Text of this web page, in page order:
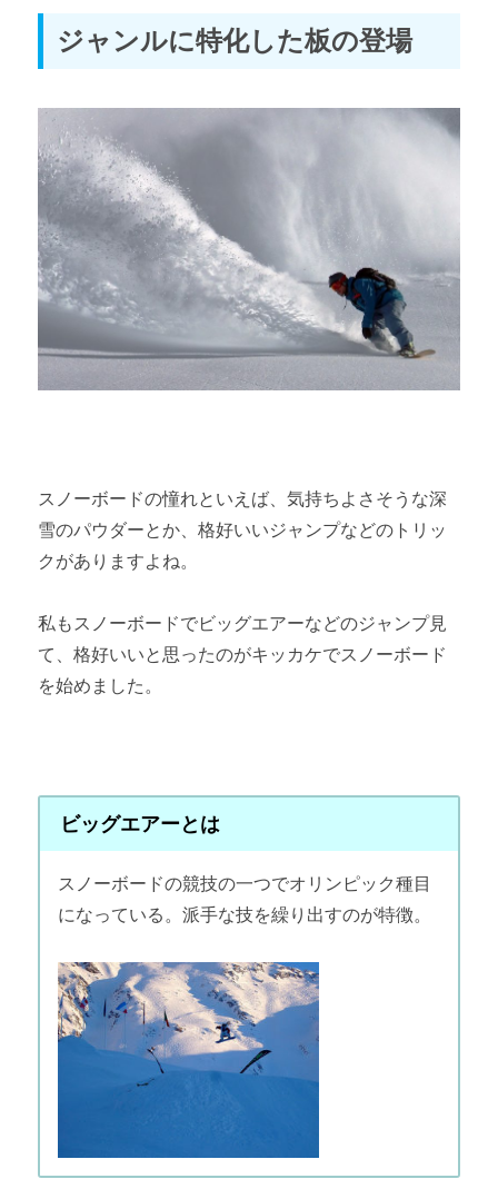
ジャンルに特化した板の登場
スノーボードの憧れといえば、気持ちよさそうな深
雪のパウダーとか、格好いいジャンプなどのトリッ
クがありますよね。
私もスノーボードでビッグエアーなどのジャンプ見
て、格好いいと思ったのがキッカケでスノーボード
を始めました。
ビッグエアーとは
スノーボードの競技の一つでオリンピック種目
になっている。派手な技を繰り出すのが特徴。